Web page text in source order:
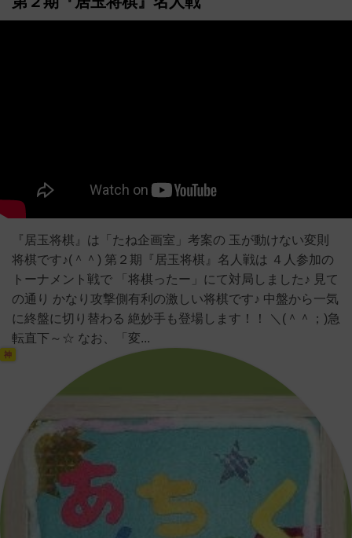
『居玉将棋』は「たね企画室」考案の 玉が動けない変則
将棋です♪(＾＾) 第２期『居玉将棋』名人戦は ４人参加の
トーナメント戦で 「将棋ったー」にて対局しました♪ 見て
の通り かなり攻撃側有利の激しい将棋です♪ 中盤から一気
に終盤に切り替わる 絶妙手も登場します！！ ＼(＾＾；)急
転直下～☆ なお、「変...
神